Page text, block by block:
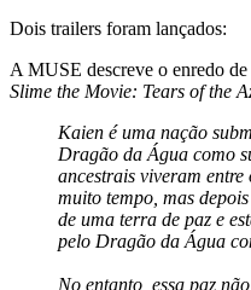
Dois trailers foram lançados:
A MUSE descreve o enredo de
Slime the Movie: Tears of the
Kaien é uma nação
Dragão da Água como
ancestrais viveram
muito tempo, mas
de uma terra de paz e
pelo Dragão da Água
No entanto, essa paz